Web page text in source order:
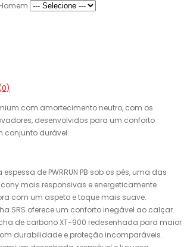
com amortecimento neutro, com os
desenvolvidos para um conforto
conjunto durável.
de PWRRUN PB sob os pés, uma das
mais responsivas e energeticamente
com um aspeto e toque mais suave.
SRS oferece um conforto inegável ao calçar.
de carbono XT-900 redesenhada para maior
durabilidade e proteção incomparáveis.